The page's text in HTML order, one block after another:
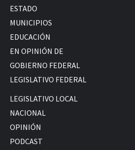
ESTADO
MUNICIPIOS
EDUCACIÓN
EN OPINIÓN DE
GOBIERNO FEDERAL
LEGISLATIVO FEDERAL
LEGISLATIVO LOCAL
NACIONAL
OPINIÓN
PODCAST